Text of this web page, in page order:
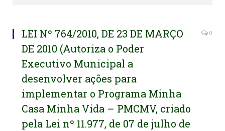
LEI Nº 764/2010, DE 23 DE MARÇO
DE 2010 (Autoriza o Poder
Executivo Municipal a
desenvolver ações para
implementar o Programa Minha
Casa Minha Vida – PMCMV, criado
pela Lei nº 11.977, de 07 de julho de
0